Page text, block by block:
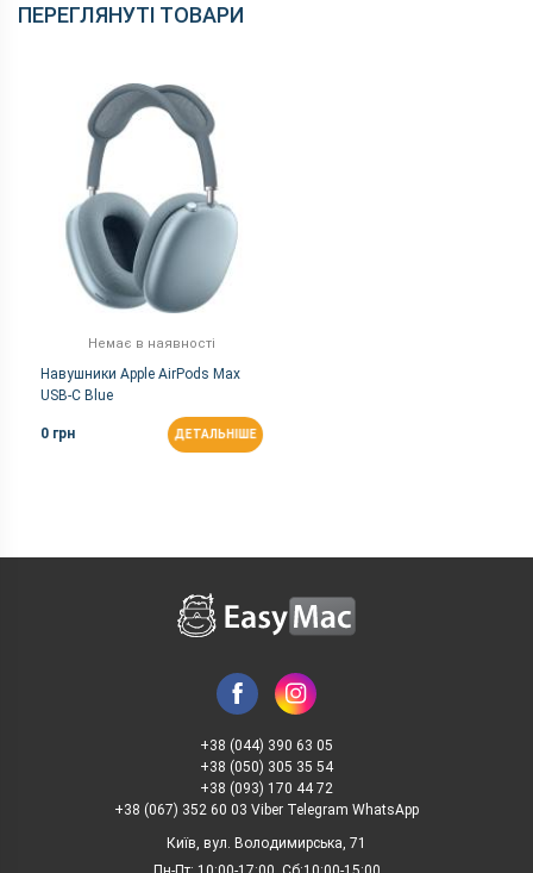
ПЕРЕГЛЯНУТІ ТОВАРИ
Немає в наявності
Навушники Apple AirPods Max
USB-C Blue
0 грн ДЕТАЛЬНІШЕ
+38 (044) 390 63 05
+38 (050) 305 35 54
+38 (093) 170 44 72
+38 (067) 352 60 03 Viber Telegram WhatsApp
Київ, вул. Володимирська, 71